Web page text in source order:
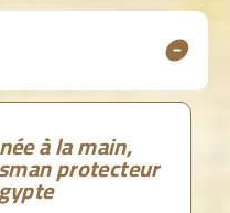
à la main,
protecteur